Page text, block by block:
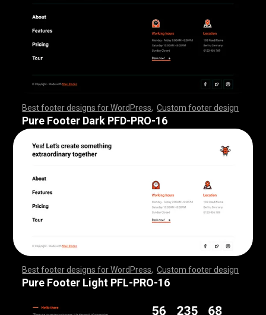
Best footer designs for WordPress ,Custom footer design
,,,,,,,,,,,,,,,,,,,,,,,,,,,,,,,,,,,,, ,,,,,,,,,,,,,,,,,,,,,,,,
,,,,,,,,,,,,,,,,,,,,,,,,,,,,,,,,,,,,, ,,,,,,,,,,,,,,,,,,,,,,,,
,,,,,,,,
Pure Footer Dark PFD-PRO-16
Best footer designs for WordPress ,Custom footer design
,,,,,,,,,,,,,,,,,,,,,,,,,,,,,,,,,,,,, ,,,,,,,,,,,,,,,,,,,,,,,,
,,,,,,,,,,,,,,,,,,,,,,,,,,,,,,,,,,,,, ,,,,,,,,,,,,,,,,,,,,,,,,
,,,,,,,,
Pure Footer Light PFL-PRO-16